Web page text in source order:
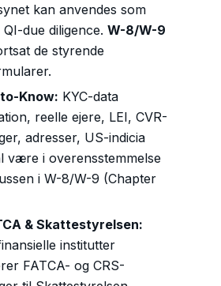
kan anvendes som
due diligence. W-8/W-9
de styrende
Know: KYC-data
reelle ejere, LEI, CVR-
adresser, US-indicia
være i overensstemmelse
i W-8/W-9 (Chapter
& Skattestyrelsen:
institutter
FATCA- og CRS-